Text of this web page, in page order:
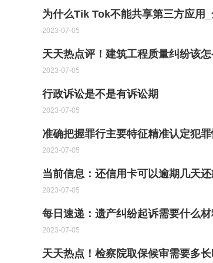
为什么Tik Tok不能共享第三方应用
2023-07-05
天天热点评！建筑工程质量纠纷该
2023-07-05
行政诉讼是不是有诉讼期
2023-07-05
准确把握罪行主要特征精准认定犯
2023-07-05
当前信息：还信用卡可以逾期几天
2023-07-05
每日速递：遗产纠纷起诉需要什么
2023-07-05
天天热点！检察院取保候审需要多